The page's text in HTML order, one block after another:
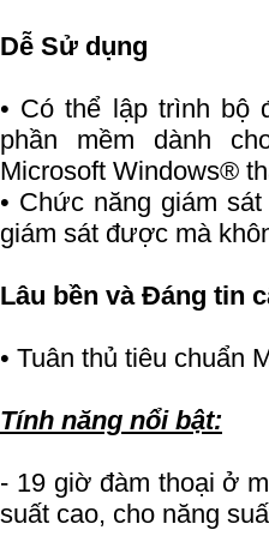
Dễ Sử dụng
• Có thể lập trình bộ
phần mềm dành
Microsoft Windows®
• Chức năng giám
giám sát được mà
Lâu bền và Đáng tin
• Tuân thủ tiêu chuẩn
Tính năng nổi bật:
- 19 giờ đàm thoại ở
suất cao, cho năng